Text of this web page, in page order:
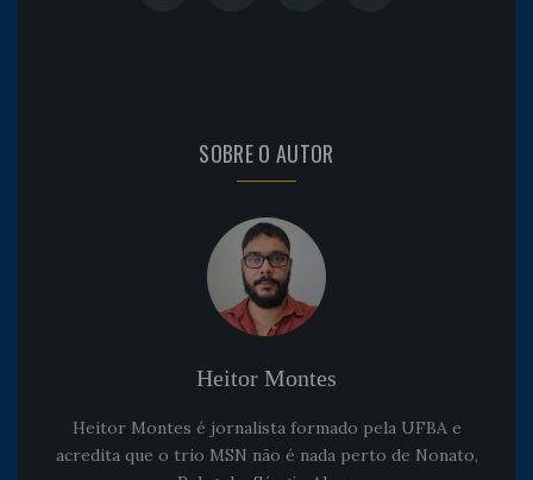
SOBRE O AUTOR
Heitor Montes
Heitor Montes é jornalista formado pela UFBA e
acredita que o trio MSN não é nada perto de Nonato,